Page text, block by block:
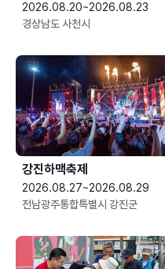
2026.08.20~2026.08.23
경상남도 사천시
강진하맥축제
2026.08.27~2026.08.29
전남광주통합특별시 강진군